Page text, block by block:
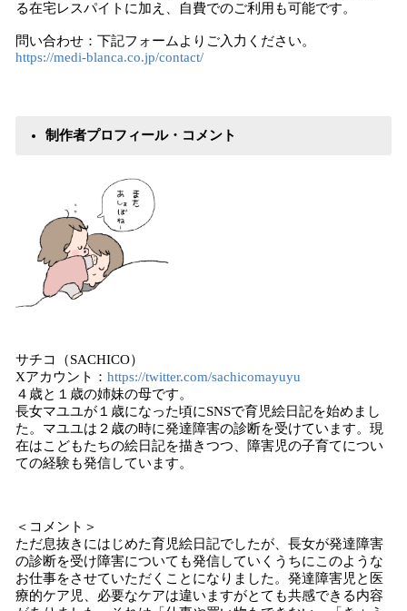
る在宅レスパイトに加え、自費でのご利用も可能です。
問い合わせ：下記フォームよりご入力ください。
https://medi-blanca.co.jp/contact/
制作者プロフィール・コメント
サチコ（SACHICO）
Xアカウント： https://twitter.com/sachicomayuyu
４歳と１歳の姉妹の母です。
長女マユユが１歳になった頃にSNSで育児絵日記を始めまし
た。マユユは２歳の時に発達障害の診断を受けています。現
在はこどもたちの絵日記を描きつつ、障害児の子育てについ
ての経験も発信しています。
＜コメント＞
ただ息抜きにはじめた育児絵日記でしたが、長女が発達障害
の診断を受け障害についても発信していくうちにこのような
お仕事をさせていただくことになりました。発達障害児と医
療的ケア児、必要なケアは違いますがとても共感できる内容